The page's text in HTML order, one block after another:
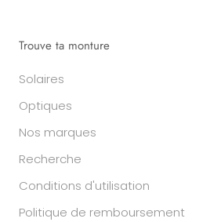
Trouve ta monture
Solaires
Optiques
Nos marques
Recherche
Conditions d'utilisation
Politique de remboursement